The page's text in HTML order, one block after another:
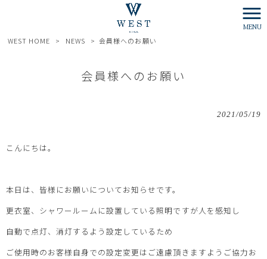
MENU
WEST HOME > NEWS > 会員様へのお願い
会員様へのお願い
2021/05/19
こんにちは。
本日は、皆様にお願いについてお知らせです。
更衣室、シャワールームに設置している照明ですが人を感知し
自動で点灯、消灯するよう設定しているため
ご使用時のお客様自身での設定変更はご遠慮頂きますようご協力お